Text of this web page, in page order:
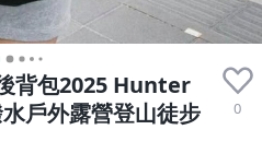
背包2025 Hunter
戶外露營登山徒步
0